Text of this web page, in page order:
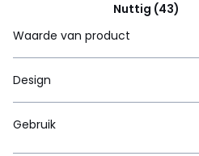
Nuttig (43)
Waarde van product
Design
Gebruik